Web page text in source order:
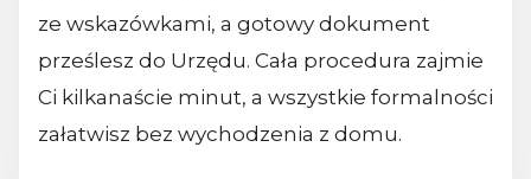
ze wskazówkami, a gotowy dokument
prześlesz do Urzędu. Cała procedura zajmie
Ci kilkanaście minut, a wszystkie formalności
załatwisz bez wychodzenia z domu.